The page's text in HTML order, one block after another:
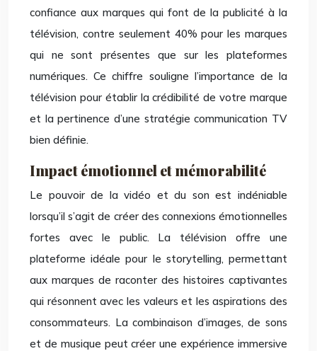
confiance aux marques qui font de la publicité à la
télévision, contre seulement 40% pour les marques
qui ne sont présentes que sur les plateformes
numériques. Ce chiffre souligne l’importance de la
télévision pour établir la crédibilité de votre marque
et la pertinence d’une stratégie communication TV
bien définie.
Impact émotionnel et mémorabilité
Le pouvoir de la vidéo et du son est indéniable
lorsqu’il s’agit de créer des connexions émotionnelles
fortes avec le public. La télévision offre une
plateforme idéale pour le storytelling, permettant
aux marques de raconter des histoires captivantes
qui résonnent avec les valeurs et les aspirations des
consommateurs. La combinaison d’images, de sons
et de musique peut créer une expérience immersive